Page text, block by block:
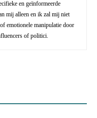
en geïnformeerde
mij alleen en ik zal mij niet
emotionele manipulatie door
of politici.